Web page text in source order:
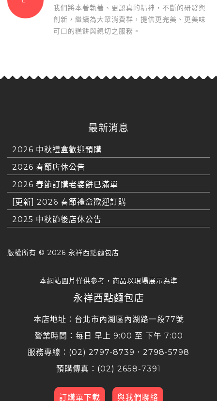
我們將本著執著、更認真的精神，不斷的研發與
創新，繼續為大眾消費群，提供更完美、更美味
可口的糕餅與親切之服務。
最新消息
2026 中秋禮盒歡迎預購
2026 春節店休公告
2026 春節訂購老婆餅已滿單
[更新] 2026 春節禮盒歡迎訂購
2025 中秋節後店休公告
版權所有 © 2026 永祥西點麵包店
本網站圖片僅供參考，商品以現場展示為準
永祥西點麵包店
本店地址：台北市內湖區內湖路一段77號
營業時間：每日 早上 9:00 至 下午 7:00
服務專線：(02) 2797-8739．2798-5798
預購傳真：(02) 2658-7391
訂購單下載 與我們聯絡